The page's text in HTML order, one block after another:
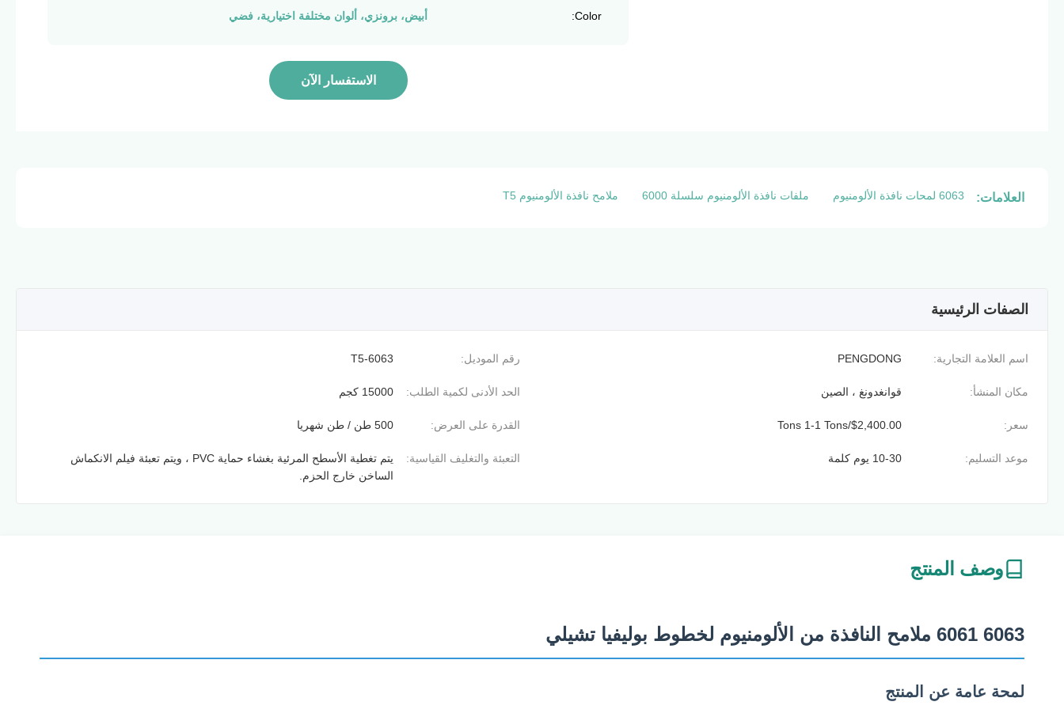
Color: أبيض، برونزي، ألوان مختلفة اختيارية، فضي
الاستفسار الآن
العلامات: 6063 لمحات نافذة الألومنيوم ملفات نافذة الألومنيوم سلسلة 6000 ملامح نافذة الألومنيوم T5
الصفات الرئيسية
اسم العلامة التجارية: PENGDONG رقم الموديل: 6063-T5
مكان المنشأ: قوانغدونغ ، الصين الحد الأدنى لكمية الطلب: 15000 كجم
سعر: $2,400.00/Tons 1-1 Tons القدرة على العرض: 500 طن / طن شهريا
موعد التسليم: 10-30 يوم كلمة التعبئة والتغليف القياسية:
يتم تغطية الأسطح المرئية بغشاء حماية PVC ، ويتم تعبئة فيلم الانكماش
الساخن خارج الحزم.
وصف المنتج
6063 6061 ملامح النافذة من الألومنيوم لخطوط بوليفيا تشيلي
لمحة عامة عن المنتج